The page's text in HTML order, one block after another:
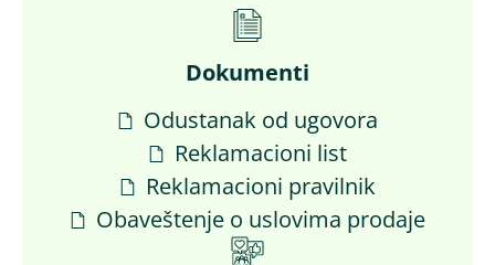
Dokumenti
Odustanak od ugovora
Reklamacioni list
Reklamacioni pravilnik
Obaveštenje o uslovima prodaje